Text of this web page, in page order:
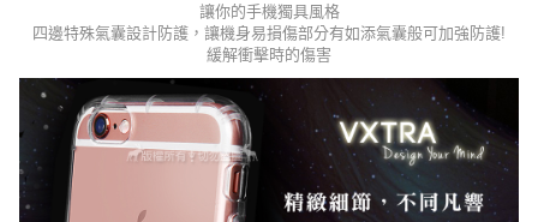
讓你的手機獨具風格
四邊特殊氣囊設計防護，讓機身易損傷部分有如添氣囊般可加強防護!
緩解衝擊時的傷害